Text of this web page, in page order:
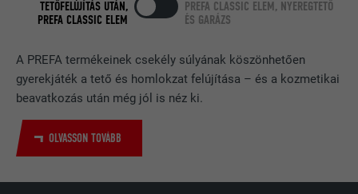
A PREFA termékeinek csekély súlyának köszönhetően
gyerekjáték a tető és homlokzat felújítása – és a kozmetikai
beavatkozás után még jól is néz ki.
OLVASSON TOVÁBB
TETŐFELÚJÍTÁS UTÁN,
PREFA CLASSIC ELEM
PREFA CLASSIC ELEM, NYEREGTETŐ
ÉS GARÁZS
CÉL
beágyazott szolgáltatások nyomon
követése.
NÉV